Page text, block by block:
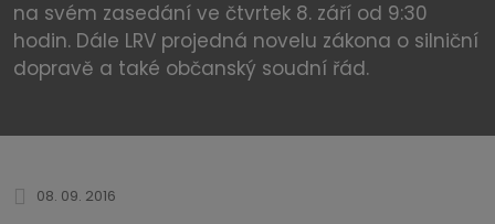
na svém zasedání ve čtvrtek 8. září od 9:30
hodin. Dále LRV projedná novelu zákona o silniční
dopravě a také občanský soudní řád.
08. 09. 2016